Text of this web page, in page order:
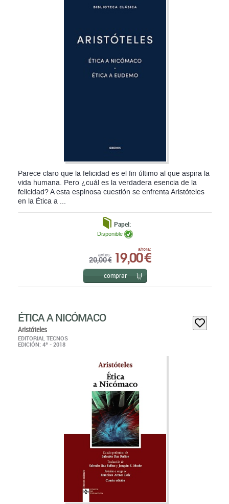
Parece claro que la felicidad es el fin último al que aspira la
vida humana. Pero ¿cuál es la verdadera esencia de la
felicidad? A esta espinosa cuestión se enfrenta Aristóteles
en la Ética a ...
Papel:
19,00 €
Disponible
comprar
Aristóteles
EDITORIAL TECNOS
EDICIÓN: 4ª - 2018